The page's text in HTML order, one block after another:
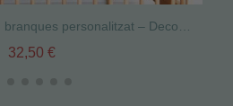
Vinil infantil mussols en branques personalitzat – Decoració paret habitació nadó i nens
32,50 €